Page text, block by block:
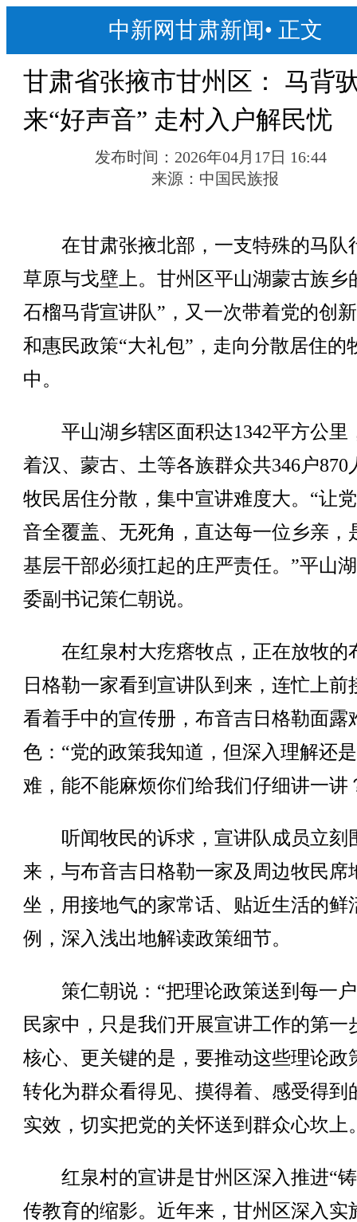
中新网甘肃新闻• 正文
甘肃省张掖市甘州区： 马背
来“好声音” 走村入户解民忧
发布时间： 2026年04月17日 16:44
来源： 中国民族报
在甘肃张掖北部，一支特殊的马队
草原与戈壁上。甘州区平山湖蒙古族乡
石榴马背宣讲队”，又一次带着党的创
和惠民政策“大礼包”，走向分散居住的
中。
平山湖乡辖区面积达1342平方公里
着汉、蒙古、土等各族群众共346户870
牧民居住分散，集中宣讲难度大。“让
音全覆盖、无死角，直达每一位乡亲，
基层干部必须扛起的庄严责任。”平山
委副书记策仁朝说。
在红泉村大疙瘩牧点，正在放牧的
日格勒一家看到宣讲队到来，连忙上前
看着手中的宣传册，布音吉日格勒面露
色：“党的政策我知道，但深入理解还
难，能不能麻烦你们给我们仔细讲一讲
听闻牧民的诉求，宣讲队成员立刻
来，与布音吉日格勒一家及周边牧民席
坐，用接地气的家常话、贴近生活的鲜
例，深入浅出地解读政策细节。
策仁朝说：“把理论政策送到每一
民家中，只是我们开展宣讲工作的第一
核心、更关键的是，要推动这些理论政
转化为群众看得见、摸得着、感受得到
实效，切实把党的关怀送到群众心坎上
红泉村的宣讲是甘州区深入推进“铸
传教育的缩影。近年来，甘州区深入实